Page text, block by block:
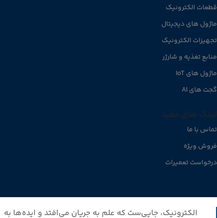
قطعات الکترونیک
ماژول های دیجیتال
تجهیزات الکترونیک
منابع تغذیه و شارژر
ماژول های IoT
گجت های AI
لینک های مفید
تماس با ما
فروش ویژه
درخواست تعمیرات
الکترونیک، جایی‌ست که علم به جریان می‌افتد و ایده‌ها به